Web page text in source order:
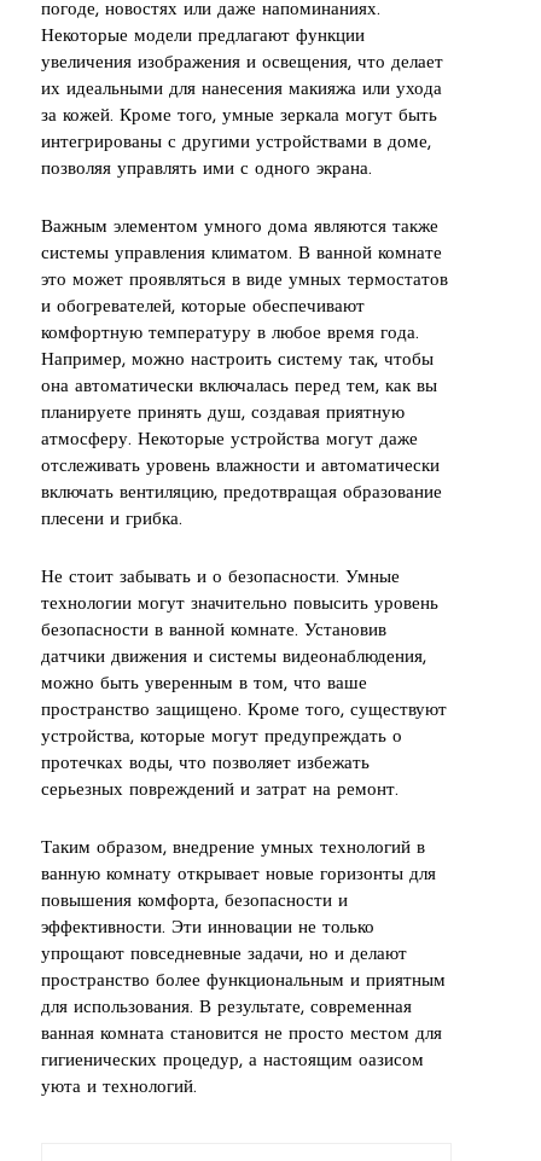
погоде, новостях или даже напоминаниях.
Некоторые модели предлагают функции
увеличения изображения и освещения, что делает
их идеальными для нанесения макияжа или ухода
за кожей. Кроме того, умные зеркала могут быть
интегрированы с другими устройствами в доме,
позволяя управлять ими с одного экрана.
Важным элементом умного дома являются также
системы управления климатом. В ванной комнате
это может проявляться в виде умных термостатов
и обогревателей, которые обеспечивают
комфортную температуру в любое время года.
Например, можно настроить систему так, чтобы
она автоматически включалась перед тем, как вы
планируете принять душ, создавая приятную
атмосферу. Некоторые устройства могут даже
отслеживать уровень влажности и автоматически
включать вентиляцию, предотвращая образование
плесени и грибка.
Не стоит забывать и о безопасности. Умные
технологии могут значительно повысить уровень
безопасности в ванной комнате. Установив
датчики движения и системы видеонаблюдения,
можно быть уверенным в том, что ваше
пространство защищено. Кроме того, существуют
устройства, которые могут предупреждать о
протечках воды, что позволяет избежать
серьезных повреждений и затрат на ремонт.
Таким образом, внедрение умных технологий в
ванную комнату открывает новые горизонты для
повышения комфорта, безопасности и
эффективности. Эти инновации не только
упрощают повседневные задачи, но и делают
пространство более функциональным и приятным
для использования. В результате, современная
ванная комната становится не просто местом для
гигиенических процедур, а настоящим оазисом
уюта и технологий.